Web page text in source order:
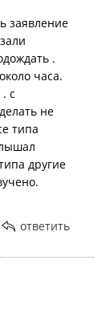
заявление
.
часа.
с
не
типа
другие
ответить